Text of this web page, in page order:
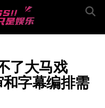
了大马戏
字幕编排需